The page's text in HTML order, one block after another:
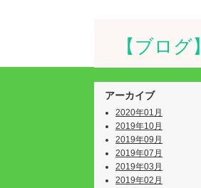
【ブログ】
アーカイブ
2020年01月
2019年10月
2019年09月
2019年07月
2019年03月
2019年02月